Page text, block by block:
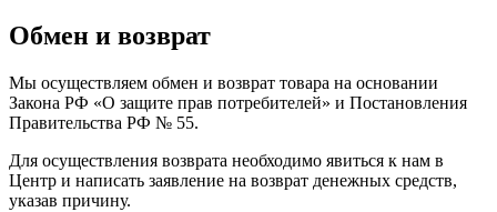
Обмен и возврат
Мы осуществляем обмен и возврат товара на основании
Закона РФ «О защите прав потребителей» и Постановления
Правительства РФ № 55.
Для осуществления возврата необходимо явиться к нам в
Центр и написать заявление на возврат денежных средств,
указав причину.